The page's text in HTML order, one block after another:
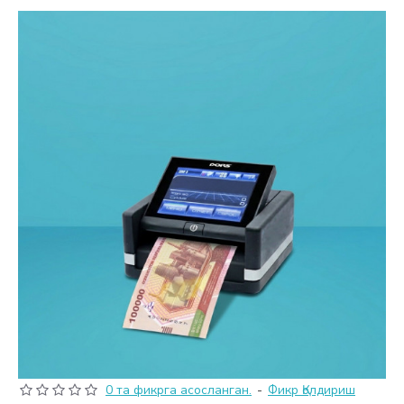
0 та фикрга асосланган. - Фикр Қолдириш